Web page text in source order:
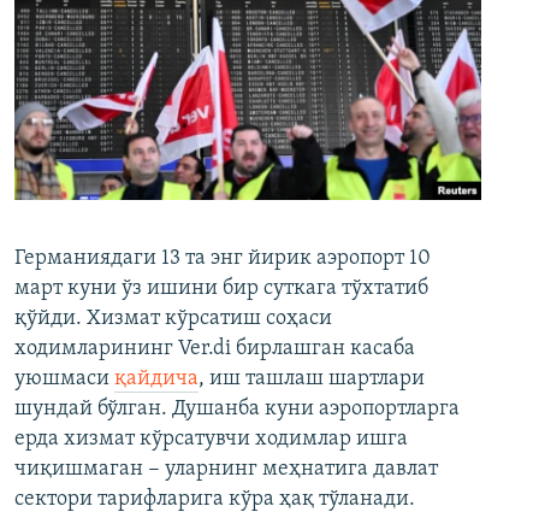
Германиядаги 13 та энг йирик аэропорт 10
март куни ўз ишини бир суткага тўхтатиб
қўйди. Хизмат кўрсатиш соҳаси
ходимларининг Ver.di бирлашган касаба
уюшмаси қайдича, иш ташлаш шартлари
шундай бўлган. Душанба куни аэропортларга
ерда хизмат кўрсатувчи ходимлар ишга
чиқишмаган − уларнинг меҳнатига давлат
сектори тарифларига кўра ҳақ тўланади.